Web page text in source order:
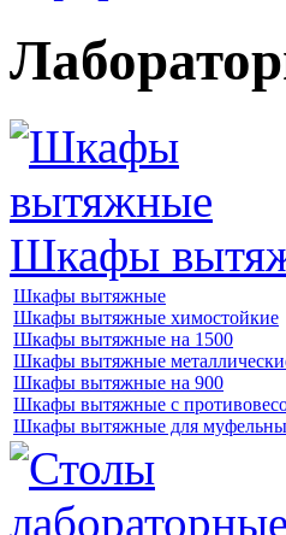
Шкафы
Шкафы вытяжные
Шкафы вытяжные химостойкие
Шкафы вытяжные на 1500
Шкафы вытяжные
Шкафы вытяжные на 900
Шкафы вытяжные с
Шкафы вытяжные для